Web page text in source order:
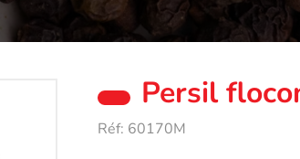
Persil
Réf: 60170M